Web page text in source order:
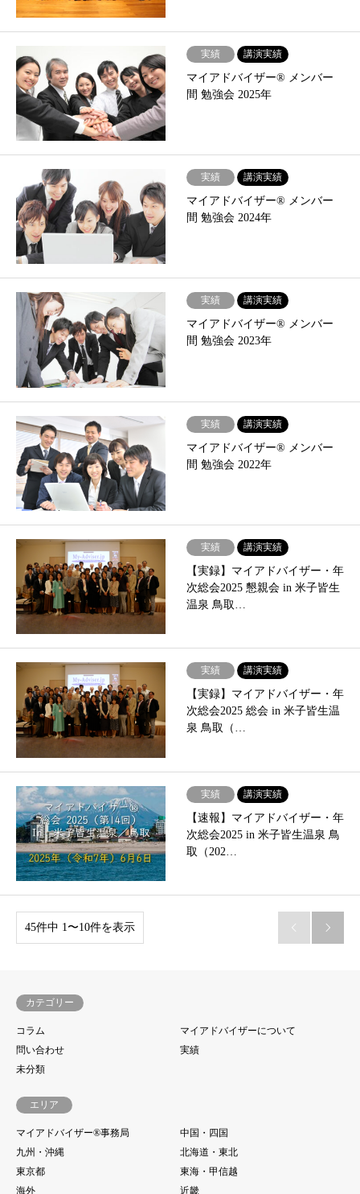
実績 講演実績
マイアドバイザー® メンバー
間 勉強会 2025年
実績 講演実績
マイアドバイザー® メンバー
間 勉強会 2024年
実績 講演実績
マイアドバイザー® メンバー
間 勉強会 2023年
実績 講演実績
マイアドバイザー® メンバー
間 勉強会 2022年
実績 講演実績
【実録】マイアドバイザー・年
次総会2025 懇親会 in 米子皆生
温泉 鳥取…
実績 講演実績
【実録】マイアドバイザー・年
次総会2025 総会 in 米子皆生温
泉 鳥取（…
実績 講演実績
【速報】マイアドバイザー・年
次総会2025 in 米子皆生温泉 鳥
取（202…
45件中 1〜10件を表示  
カテゴリー
コラム
マイアドバイザーについて
問い合わせ
実績
未分類
エリア
マイアドバイザー®事務局
中国・四国
九州・沖縄
北海道・東北
東京都
東海・甲信越
海外
近畿